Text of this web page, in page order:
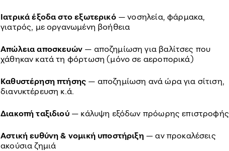
Ιατρικά έξοδα στο εξωτερικό— νοσηλεία, φάρμακα,
γιατρός, με οργανωμένη βοήθεια
Απώλεια αποσκευών — αποζημίωση για βαλίτσες που
χάθηκαν κατά τη φόρτωση (μόνο σε αεροπορικά)
Καθυστέρηση πτήσης — αποζημίωση ανά ώρα για σίτιση,
διανυκτέρευση κ.ά.
Διακοπή ταξιδιού— κάλυψη εξόδων πρόωρης επιστροφής
Αστική ευθύνη & νομική υποστήριξη— αν προκαλέσεις
ακούσια ζημιά